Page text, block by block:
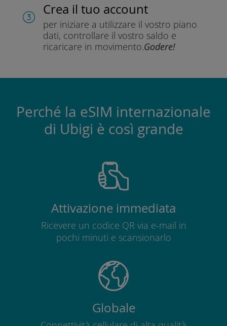
Crea il tuo account
per iniziare a utilizzare il vostro piano
dati, controllare il vostro saldo e
ricaricare in movimento.Godere!
Perché la eSIM internazionale
di Ubigi è così grande
Attivazione immediata
Ricevere un codice QR via e-mail in
pochi minuti e scansionarlo
Globale